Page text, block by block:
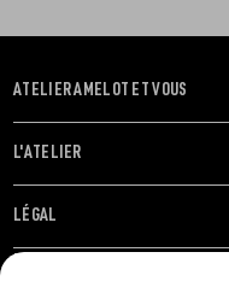
OUVRIR
LE
MENU
ATELIER AMELOT ET VOUS
OUVRIR
LE
MENU
L'ATELIER
OUVRIR
LE
LÉGAL
RESTONS EN CONTACT !